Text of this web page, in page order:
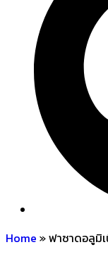
Home »ฟาซาดอลูมิเ